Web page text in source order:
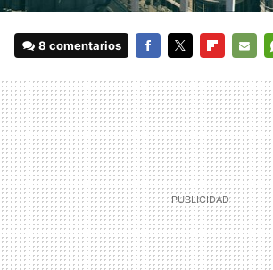
8 comentarios
MAIL